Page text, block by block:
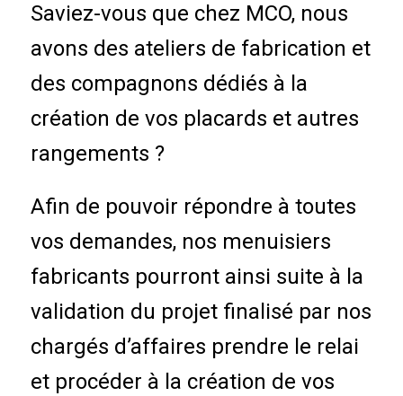
Saviez-vous que chez MCO, nous
avons des ateliers de fabrication et
des compagnons dédiés à la
création de vos placards et autres
rangements ?
Afin de pouvoir répondre à toutes
vos demandes, nos menuisiers
fabricants pourront ainsi suite à la
validation du projet finalisé par nos
chargés d’affaires prendre le relai
et procéder à la création de vos